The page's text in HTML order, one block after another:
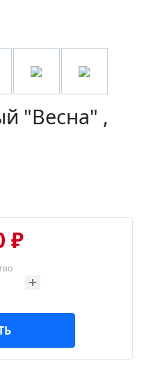
"Весна" ,
₽